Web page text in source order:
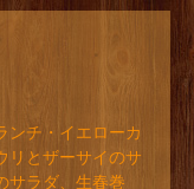
ンチ・イエローカ
リとザーサイのサ
サラダ、生春巻